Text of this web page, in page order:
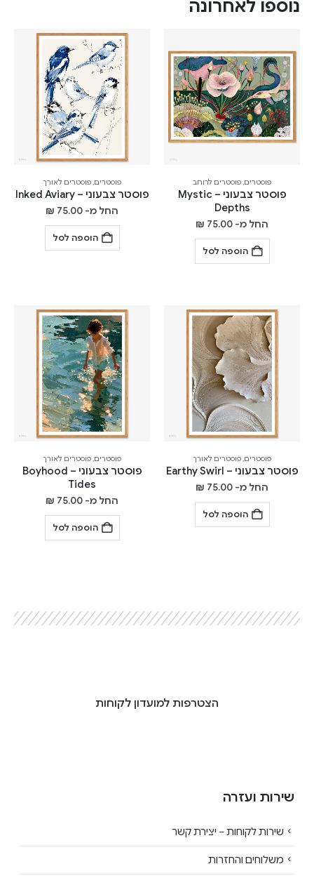
נוספו לאחרונה
פוסטרים,פוסטרים לרוחב
פוסטר צבעוני – Mystic
Depths
החל מ- ₪ 75.00
הוספה לסל
פוסטרים,פוסטרים לאורך
פוסטר צבעוני – Inked Aviary
החל מ- ₪ 75.00
הוספה לסל
פוסטרים,פוסטרים לאורך
פוסטר צבעוני – Earthy Swirl
החל מ- ₪ 75.00
הוספה לסל
פוסטרים,פוסטרים לאורך
פוסטר צבעוני – Boyhood
Tides
החל מ- ₪ 75.00
הוספה לסל
הצטרפות למועדון לקוחות
שירות ועזרה
שירות לקוחות – יצירת קשר
משלוחים והחזרות